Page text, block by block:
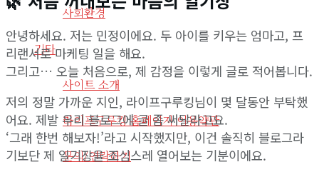
사회환경
기타
사이트 소개
라이프구루킹 홈페이지 이용약관
문의/연락하기
View All Result
안녕하세요. 저는 민정이에요. 두 아이를 키우는 엄마고, 프
리랜서로 마케팅 일을 해요.
그리고… 오늘 처음으로, 제 감정을 이렇게 글로 적어봅니다.
저의 정말 가까운 지인, 라이프구루킹님이 몇 달동안 부탁했
어요. 제발 우리 블로그에 글 좀 써달라고요.
‘그래 한번 해보자!’라고 시작했지만, 이건 솔직히 블로그라
기보단 제 일기장을 조심스레 열어보는 기분이에요.